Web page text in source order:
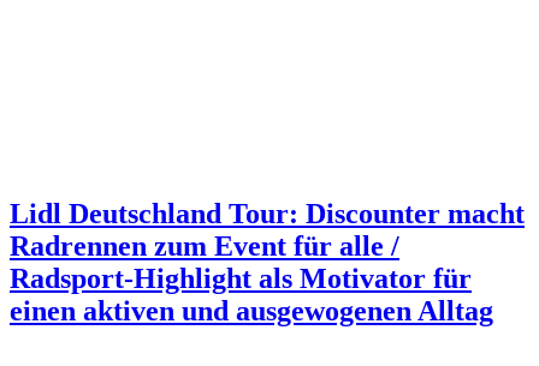
Lidl Deutschland Tour: Discounter macht
Radrennen zum Event für alle /
Radsport-Highlight als Motivator für
einen aktiven und ausgewogenen Alltag